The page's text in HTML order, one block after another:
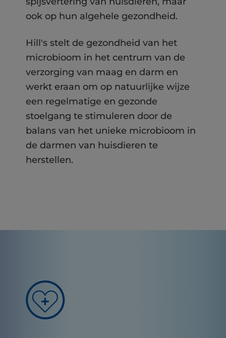
ook op hun algehele gezondheid.
Hill's stelt de gezondheid van het
microbioom in het centrum van de
verzorging van maag en darm en
werkt eraan om op natuurlijke wijze
een regelmatige en gezonde
stoelgang te stimuleren door de
balans van het unieke microbioom in
de darmen van huisdieren te
herstellen.